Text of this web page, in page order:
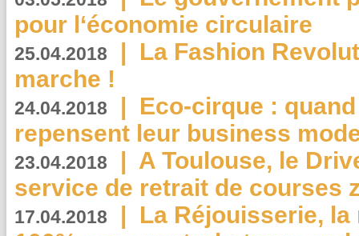
pour l‘économie circulaire
25.04.2018 | La Fashion
marche !
24.04.2018 | Eco-cirque :
repensent leur business
23.04.2018 | A Toulouse, le
service de retrait de courses
17.04.2018 | La Réjouisserie,